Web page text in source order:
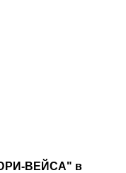
ВЕЙСА" в